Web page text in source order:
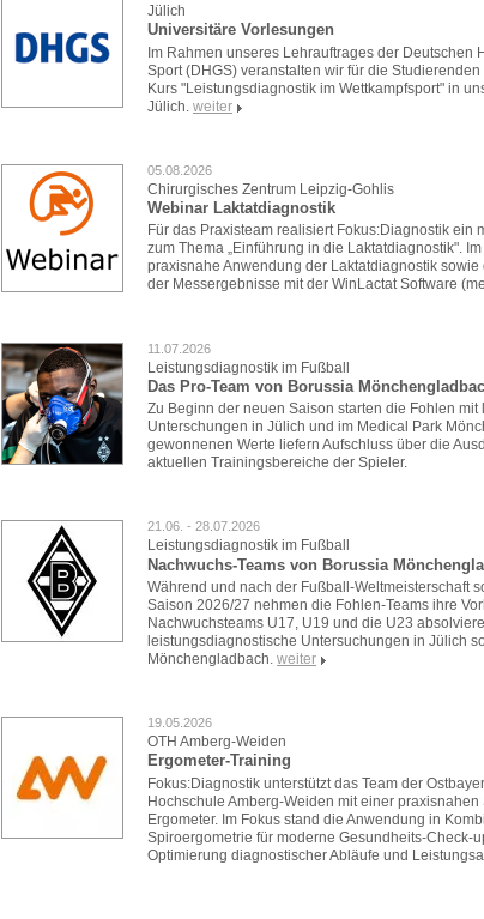
Jülich
Universitäre Vorlesungen
Im Rahmen unseres Lehrauftrages der Deutschen
Sport (DHGS) veranstalten wir für die
Kurs "Leistungsdiagnostik im Wettkampfsport" in
Jülich. weiter
05.08.2026
Chirurgisches Zentrum Leipzig-Gohlis
Webinar Laktatdiagnostik
Für das Praxisteam realisiert Fokus:Diagnostik ein
zum Thema „Einführung in die Laktatdiagnostik".
praxisnahe Anwendung der Laktatdiagnostik sowie
der Messergebnisse mit der WinLactat Software
11.07.2026
Leistungsdiagnostik im Fußball
Das Pro-Team von Borussia
Zu Beginn der neuen Saison starten die Fohlen
Unterschungen in Jülich und im Medical Park
gewonnenen Werte liefern Aufschluss über die
aktuellen Trainingsbereiche der Spieler.
21.06. - 28.07.2026
Leistungsdiagnostik im Fußball
Nachwuchs-Teams von Borussia
Während und nach der Fußball-Weltmeisterschaft
Saison 2026/27 nehmen die Fohlen-Teams ihre
Nachwuchsteams U17, U19 und die U23
leistungsdiagnostische Untersuchungen in Jülich
Mönchengladbach. weiter
19.05.2026
OTH Amberg-Weiden
Ergometer-Training
Fokus:Diagnostik unterstützt das Team der
Hochschule Amberg-Weiden mit einer
Ergometer. Im Fokus stand die Anwendung in
Spiroergometrie für moderne Gesundheits-Check-
Optimierung diagnostischer Abläufe und